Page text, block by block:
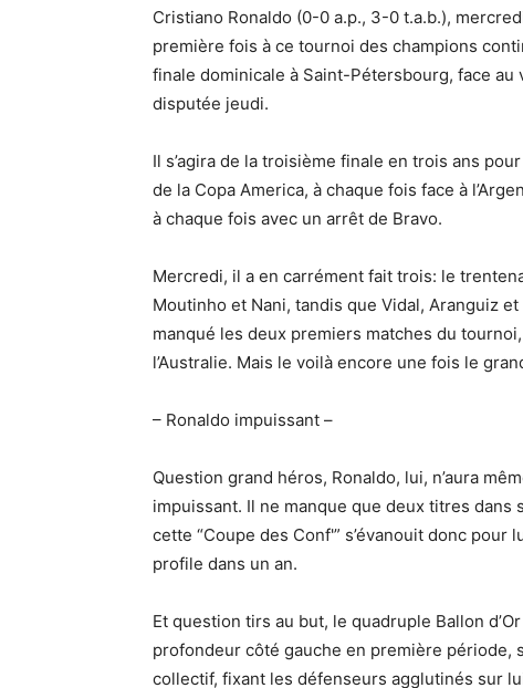
Cristiano Ronaldo (0-0 a.p., 3-0 t.a.b.),
première fois à ce tournoi des champions
finale dominicale à Saint-Pétersbourg, face
disputée jeudi.
Il s’agira de la troisième finale en trois ans
de la Copa America, à chaque fois face à
à chaque fois avec un arrêt de Bravo.
Mercredi, il a en carrément fait trois: le
Moutinho et Nani, tandis que Vidal, Aranguiz
manqué les deux premiers matches du
l’Australie. Mais le voilà encore une fois le
– Ronaldo impuissant –
Question grand héros, Ronaldo, lui, n’aura
impuissant. Il ne manque que deux titres dans
cette “Coupe des Conf'” s’évanouit donc
profile dans un an.
Et question tirs au but, le quadruple Ballon
profondeur côté gauche en première période,
collectif, fixant les défenseurs agglutinés sur